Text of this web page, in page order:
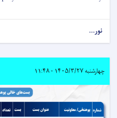
نور...
چهارشنبه ۱۴۰۵/۳/۲۷ - ۱۱:۴۸